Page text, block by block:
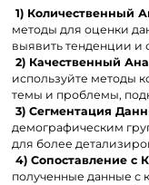
1) Количественный
методы для оценки
выявить тенденции и
2) Качественный
используйте методы
темы и проблемы,
3) Сегментация
демографическим
для более
4) Сопоставление с
полученные данные с